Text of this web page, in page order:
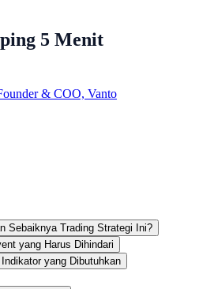
5 Menit
& COO, Vanto
Sebaiknya Trading Strategi Ini?
yang Harus Dihindari
Indikator yang Dibutuhkan